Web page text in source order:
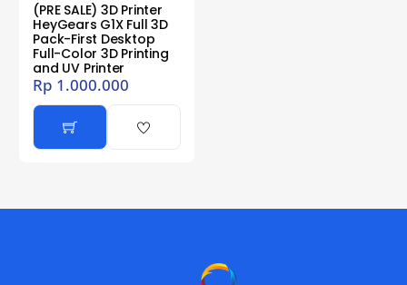
(PRE SALE) 3D Printer
HeyGears G1X Full 3D
Pack-First Desktop
Full-Color 3D Printing
and UV Printer
Rp 1.000.000